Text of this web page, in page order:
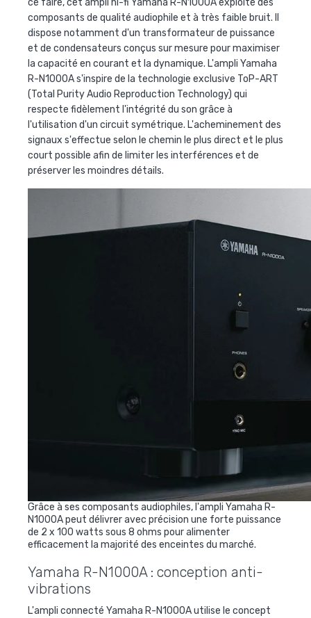
ce faire, cet ampli hi-fi Yamaha R-N1000A exploite des
composants de qualité audiophile et à très faible bruit. Il
dispose notamment d'un transformateur de puissance
et de condensateurs conçus sur mesure pour maximiser
la capacité en courant et la dynamique. L'ampli Yamaha
R-N1000A s'inspire de la technologie exclusive ToP-ART
(Total Purity Audio Reproduction Technology) qui
respecte fidèlement l'intégrité du son grâce à
l'utilisation d'un circuit symétrique. L'acheminement des
signaux s'effectue selon le chemin le plus direct et le plus
court possible afin de limiter les interférences et de
préserver les moindres détails.
Grâce à ses composants audiophiles, l'ampli Yamaha R-
N1000A peut délivrer avec précision une forte puissance
de 2 x 100 watts sous 8 ohms pour alimenter
efficacement la majorité des enceintes du marché.
Yamaha R-N1000A : conception anti-
vibrations
L'ampli connecté Yamaha R-N1000A utilise le concept